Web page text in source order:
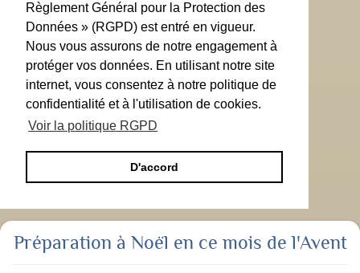
Règlement Général pour la Protection des
Données » (RGPD) est entré en vigueur.
Nous vous assurons de notre engagement à
protéger vos données. En utilisant notre site
internet, vous consentez à notre politique de
confidentialité et à l'utilisation de cookies.
Voir la politique RGPD
D'accord
Préparation à Noël en ce mois de l'Avent